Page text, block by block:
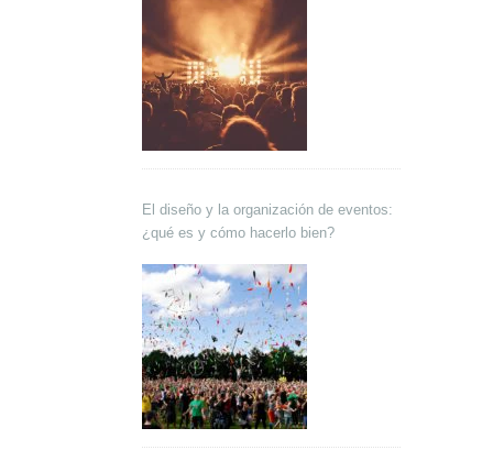
El diseño y la organización de eventos:
¿qué es y cómo hacerlo bien?